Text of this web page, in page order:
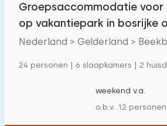
Groepsaccommodatie voor
op vakantiepark in bosrijke
de Veluwe
Nederland > Gelderland >
24 personen | 6 slaapkamers | 2
weekend v.a.
o.b.v. 12 personen